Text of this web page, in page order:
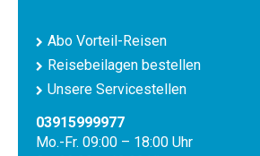
Abo Vorteil-Reisen
Reisebeilagen bestellen
Unsere Servicestellen
03915999977
Mo.-Fr. 09:00 – 18:00 Uhr